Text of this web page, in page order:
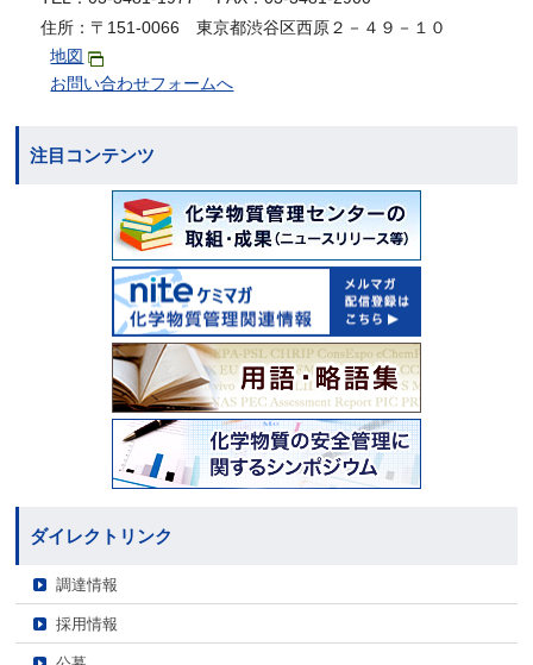
住所：〒151-0066 東京都渋谷区西原２－４９－１０
地図
お問い合わせフォームへ
注目コンテンツ
ダイレクトリンク
調達情報
採用情報